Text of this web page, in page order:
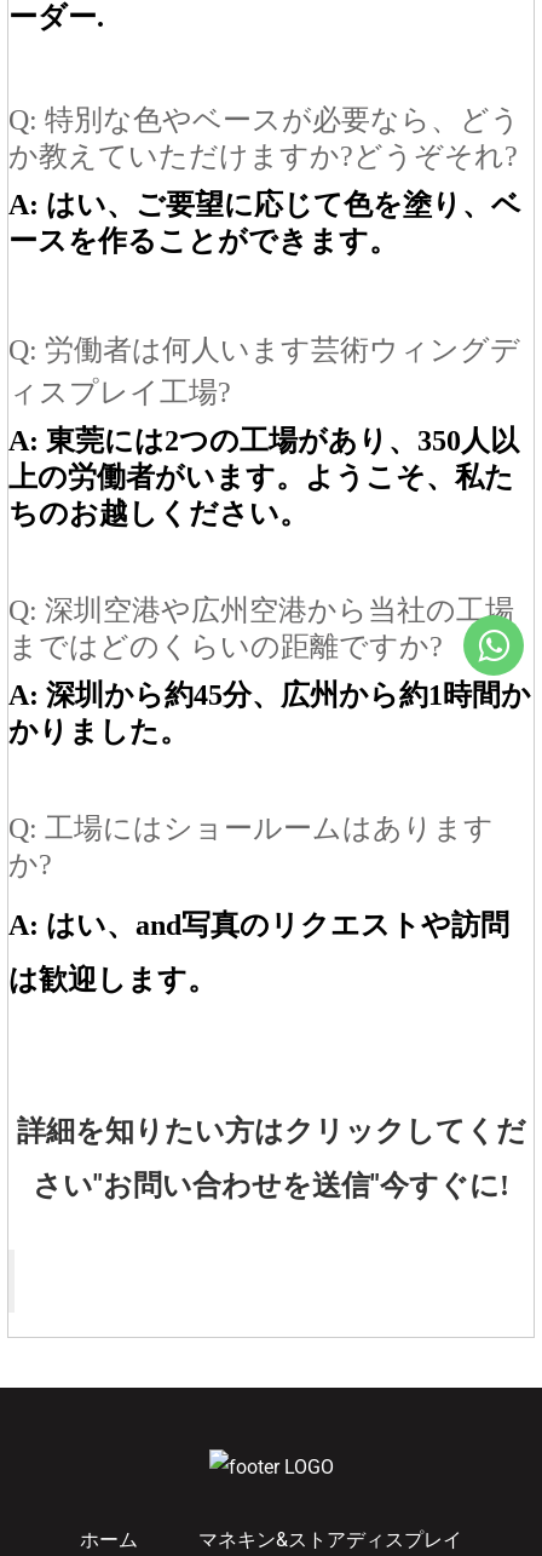
ーダー.
Q: 特別な色やベースが必要なら、どう
か教えていただけますか?どうぞそれ?
A: はい、ご要望に応じて色を塗り、ベ
ースを作ることができます。
Q: 労働者は何人います芸術ウィングデ
ィスプレイ工場?
A: 東莞には2つの工場があり、350人以
上の労働者がいます。ようこそ、私た
ちのお越しください。
Q: 深圳空港や広州空港から当社の工場
まではどのくらいの距離ですか?
A: 深圳から約45分、広州から約1時間か
かりました。
Q: 工場にはショールームはあります
か?
A: はい、 and写真のリクエストや訪問
は歓迎します。
詳細を知りたい方はクリックしてくだ
さい"お問い合わせを送信"今すぐに!
ホーム マネキン&ストアディスプレイ